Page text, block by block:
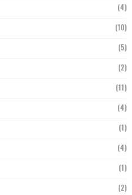
(4)
(10)
(5)
(2)
(11)
(4)
(1)
(4)
(1)
(2)